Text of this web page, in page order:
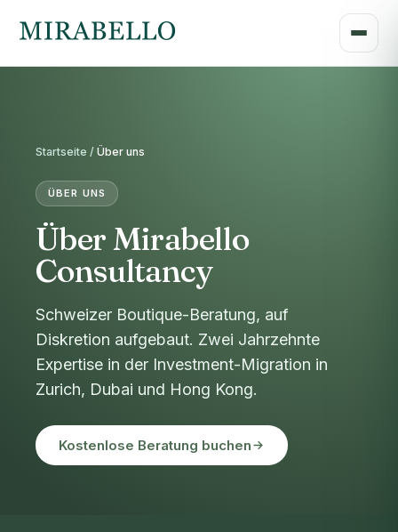
Startseite / Über uns
ÜBER UNS
Über Mirabello
Consultancy
Schweizer Boutique-Beratung, auf
Diskretion aufgebaut. Zwei Jahrzehnte
Expertise in der Investment-Migration in
Zurich, Dubai und Hong Kong.
Kostenlose Beratung buchen